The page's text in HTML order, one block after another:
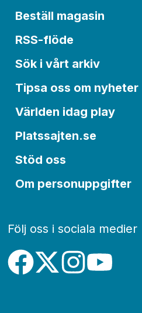
Beställ magasin
RSS-flöde
Sök i vårt arkiv
Tipsa oss om nyheter
Världen idag play
Platssajten.se
Stöd oss
Om personuppgifter
Följ oss i sociala medier